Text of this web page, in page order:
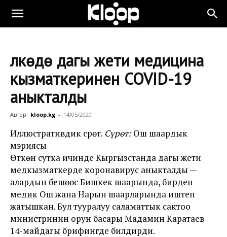
Өлкөдө дагы жети медицина
кызматкеринен COVID-19
аныкталды
Автор: kloop.kg - 14/05/2020
Иллюстративдик сүрөт. Сүрөт:Ош шаардык
мэриясы
Өткөн сутка ичинде Кыргызстанда дагы жети
медкызматкерде коронавирус аныкталды —
алардын бешөөсү Бишкек шаарында, бирден
медик Ош жана Нарын шаарларында иштеп
жатышкан. Бул тууралуу саламаттык сактоо
министринин орун басары Мадамин Каратаев
14-майдагы брифингде билдирди.